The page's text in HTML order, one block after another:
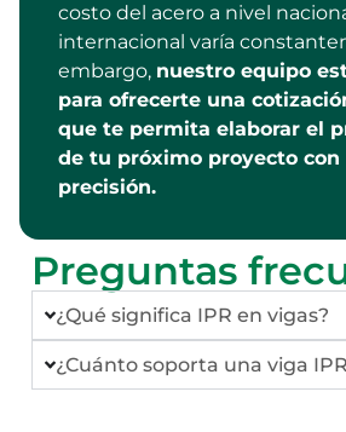
costo del acero a nivel
internacional varía
embargo, nuestro equipo
para ofrecerte una
que te permita elaborar el
de tu próximo proyecto con
precisión.
Preguntas
¿Qué significa IPR en vigas?
¿Cuánto soporta una viga